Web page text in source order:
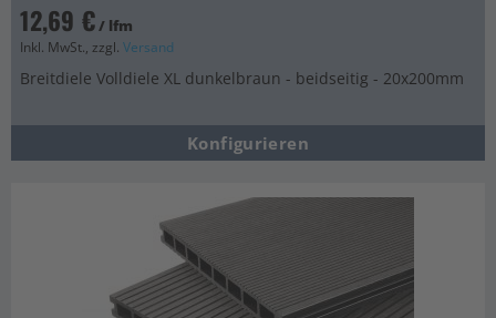
12,69 €/ lfm
Inkl. MwSt., zzgl. Versand
Breitdiele Volldiele XL dunkelbraun - beidseitig - 20x200mm
Konfigurieren